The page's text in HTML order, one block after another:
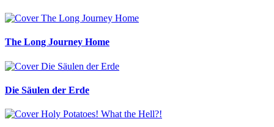
The Long Journey Home
Die Säulen der Erde